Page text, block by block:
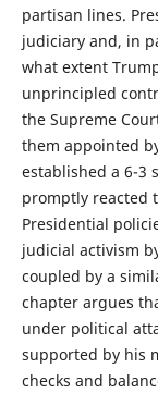
partisan lines.
judiciary and, in
what extent
unprincipled
the Supreme
them appointed
established a 6-3
promptly reacted
Presidential
judicial activism
coupled by a
chapter argues
under political
supported by his
checks and